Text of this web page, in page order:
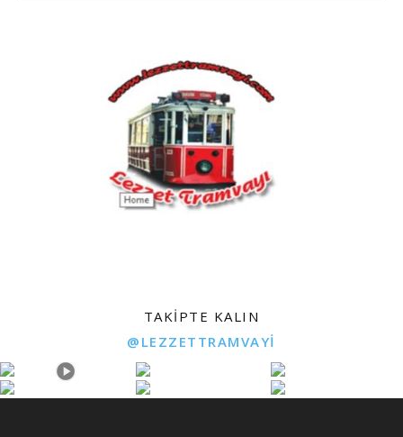
TAKIPTE KALIN
@LEZZETTRAMVAYI